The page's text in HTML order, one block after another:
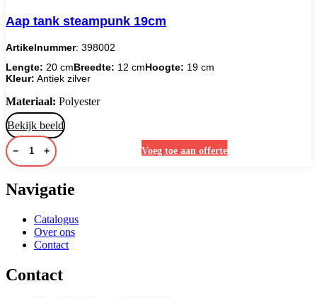
Aap tank steampunk 19cm
Artikelnummer: 398002
Lengte: 20 cmBreedte: 12 cmHoogte: 19 cm
Kleur: Antiek zilver
Materiaal: Polyester
Bekijk beeld
− + Voeg toe aan offerte
Navigatie
Catalogus
Over ons
Contact
Contact